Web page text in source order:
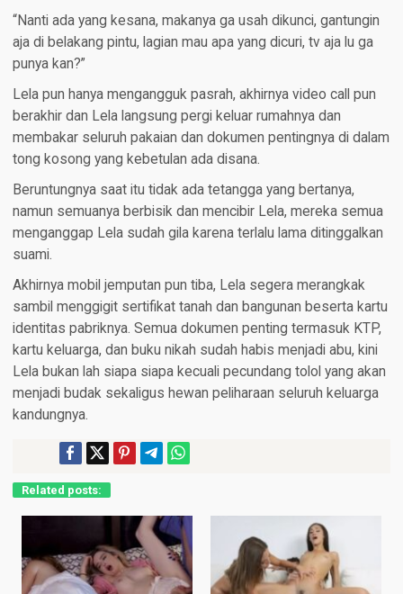
“Nanti ada yang kesana, makanya ga usah dikunci, gantungin
aja di belakang pintu, lagian mau apa yang dicuri, tv aja lu ga
punya kan?”
Lela pun hanya mengangguk pasrah, akhirnya video call pun
berakhir dan Lela langsung pergi keluar rumahnya dan
membakar seluruh pakaian dan dokumen pentingnya di dalam
tong kosong yang kebetulan ada disana.
Beruntungnya saat itu tidak ada tetangga yang bertanya,
namun semuanya berbisik dan mencibir Lela, mereka semua
menganggap Lela sudah gila karena terlalu lama ditinggalkan
suami.
Akhirnya mobil jemputan pun tiba, Lela segera merangkak
sambil menggigit sertifikat tanah dan bangunan beserta kartu
identitas pabriknya. Semua dokumen penting termasuk KTP,
kartu keluarga, dan buku nikah sudah habis menjadi abu, kini
Lela bukan lah siapa siapa kecuali pecundang tolol yang akan
menjadi budak sekaligus hewan peliharaan seluruh keluarga
kandungnya.​
Related posts: